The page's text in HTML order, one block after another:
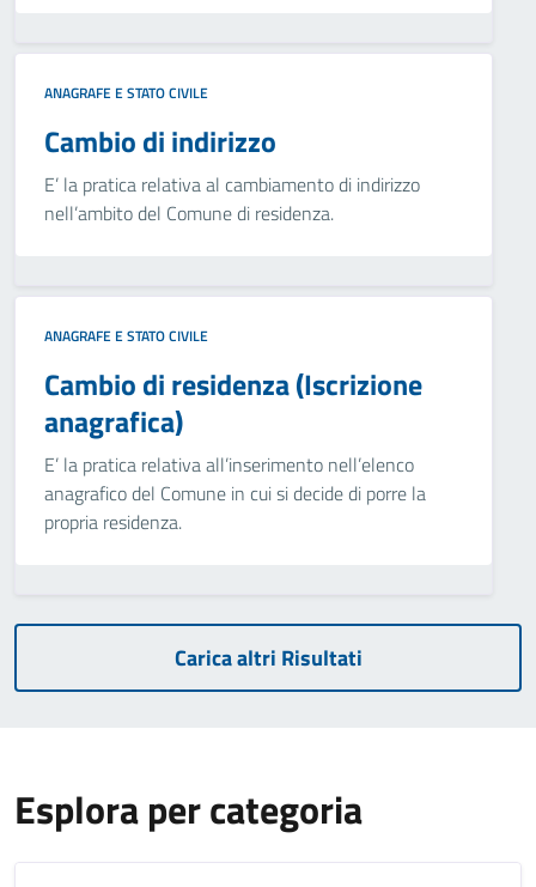
ANAGRAFE E STATO CIVILE
Cambio di indirizzo
E’ la pratica relativa al cambiamento di indirizzo
nell’ambito del Comune di residenza.
ANAGRAFE E STATO CIVILE
Cambio di residenza (Iscrizione
anagrafica)
E’ la pratica relativa all’inserimento nell’elenco
anagrafico del Comune in cui si decide di porre la
propria residenza.
Carica altri Risultati
Esplora per categoria